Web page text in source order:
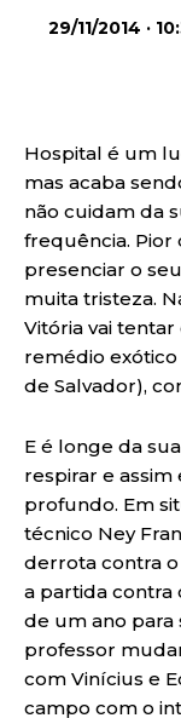
29/11/2014 ·
Hospital é um
mas acaba
não cuidam da
frequência. Pior
presenciar o
muita tristeza.
Vitória vai
remédio exótico
de Salvador),
E é longe da
respirar e
profundo. Em
técnico Ney
derrota contra
a partida contra
de um ano para
professor
com Vinícius e
campo com o